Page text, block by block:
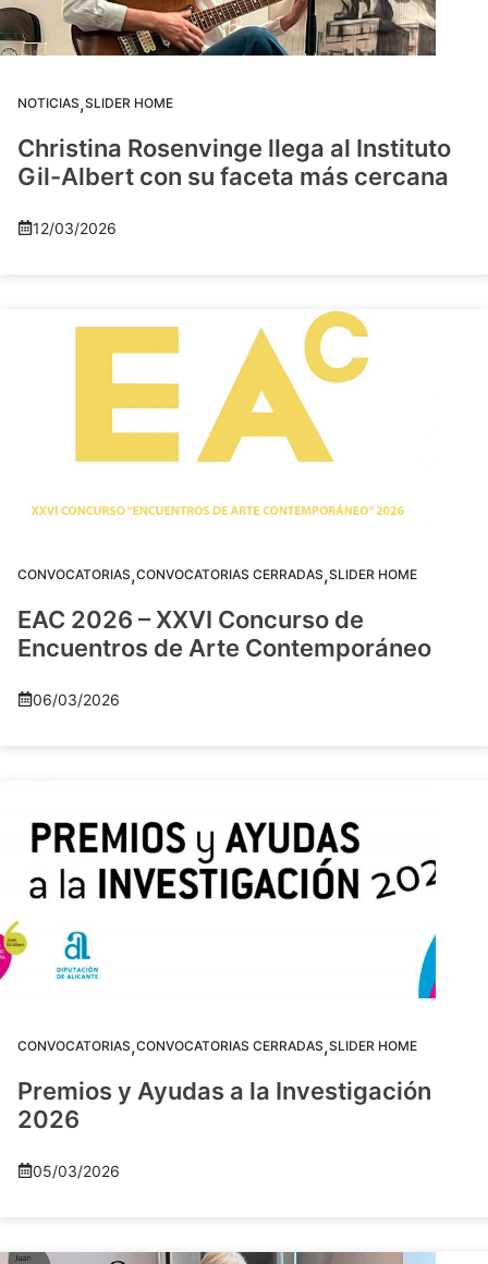
NOTICIAS,SLIDER HOME
Christina Rosenvinge llega al Instituto
Gil-Albert con su faceta más cercana
12/03/2026
CONVOCATORIAS,CONVOCATORIAS CERRADAS,SLIDER HOME
EAC 2026 – XXVI Concurso de
Encuentros de Arte Contemporáneo
06/03/2026
CONVOCATORIAS,CONVOCATORIAS CERRADAS,SLIDER HOME
Premios y Ayudas a la Investigación
2026
05/03/2026